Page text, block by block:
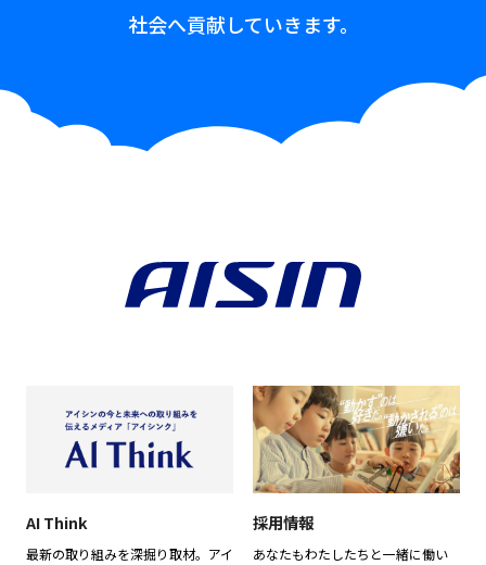
社会へ貢献していきます。
AI Think
最新の取り組みを深掘り取材。アイ
採用情報
あなたもわたしたちと一緒に働い